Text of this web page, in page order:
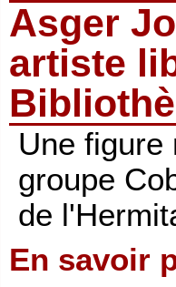
Asger
artiste
Une figure
groupe
de
En savoir